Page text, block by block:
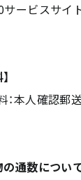
ービスサイト
：本人確認郵
通数について